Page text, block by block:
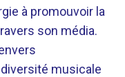
à promouvoir la
son média.
musicale